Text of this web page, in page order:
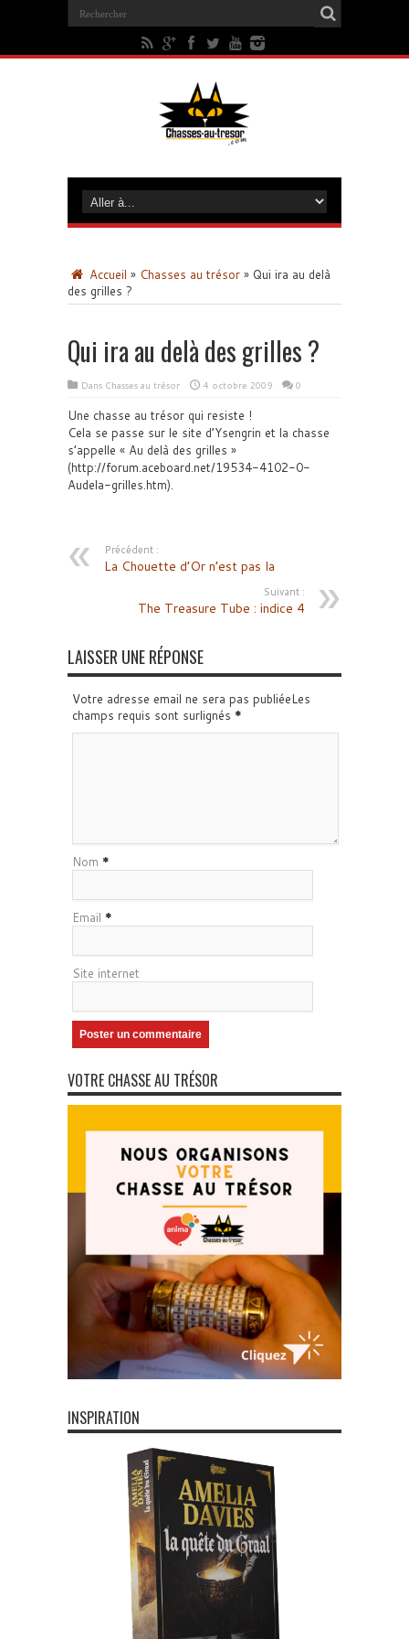
Accueil » Chasses au trésor » Qui ira au delà
des grilles ?
Qui ira au delà des grilles ?
Dans Chasses au trésor 4 octobre 2009 0
Une chasse au trésor qui resiste !
Cela se passe sur le site d’Ysengrin et la chasse
s’appelle « Au delà des grilles »
(http://forum.aceboard.net/19534-4102-0-
Audela-grilles.htm).
Précédent :
La Chouette d’Or n’est pas la
Suivant :
The Treasure Tube : indice 4
LAISSER UNE RÉPONSE
Votre adresse email ne sera pas publiéeLes
champs requis sont surlignés *
Nom *
Email *
Site internet
VOTRE CHASSE AU TRÉSOR
INSPIRATION